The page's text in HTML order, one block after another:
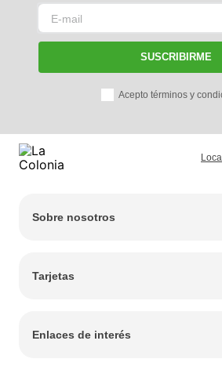
SUSCRIBIRME
Acepto términos y
Sobre nosotros
Tarjetas
Enlaces de interés